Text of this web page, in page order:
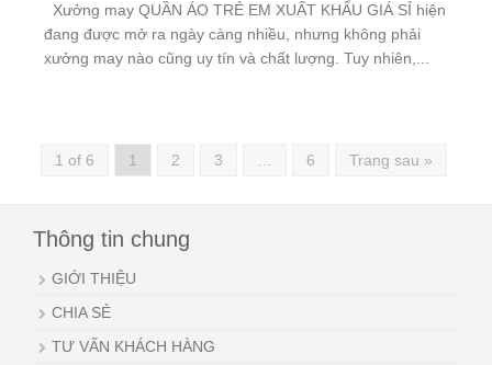
Xưởng may QUẦN ÁO TRẺ EM XUẤT KHẨU GIÁ SỈ hiện
đang được mở ra ngày càng nhiều, nhưng không phải
xưởng may nào cũng uy tín và chất lượng. Tuy nhiên,...
1 of 6 1 2 3 … 6 Trang sau »
Thông tin chung
GIỚI THIỆU
CHIA SẺ
TƯ VẤN KHÁCH HÀNG